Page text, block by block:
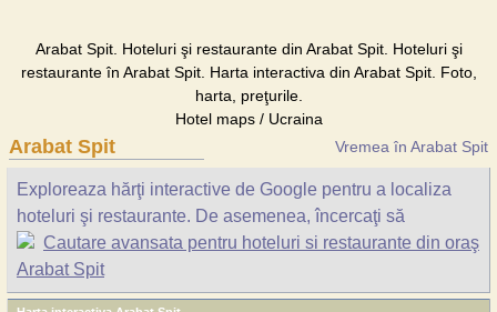
Arabat Spit. Hoteluri şi restaurante din Arabat Spit. Hoteluri şi
restaurante în Arabat Spit. Harta interactiva din Arabat Spit. Foto,
harta, preţurile.
Hotel maps / Ucraina
Arabat Spit Vremea în Arabat Spit
Exploreaza hărţi interactive de Google pentru a localiza
hoteluri şi restaurante. De asemenea, încercaţi să
Cautare avansata pentru hoteluri si restaurante din oraş
Arabat Spit